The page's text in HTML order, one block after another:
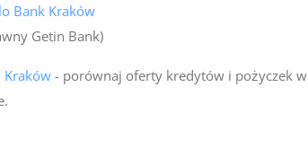
Bank Kraków
Getin Bank)
Kraków- porównaj oferty kredytów i pożyczek w